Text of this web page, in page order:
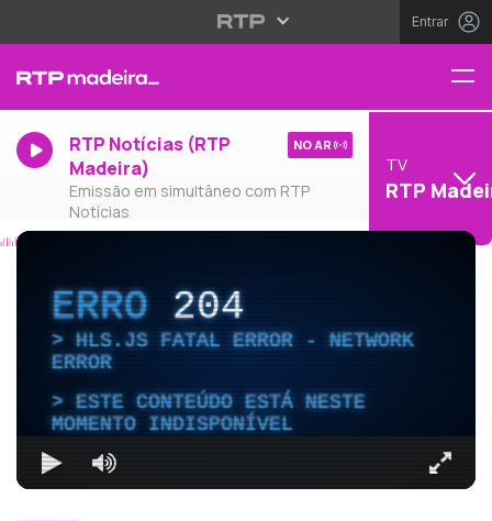
Entrar
RTP Notícias (RTP
Madeira)
Emissão em simultâneo com RTP
Notícias
NO AR
TV
RTP
ERRO204
HLS.JS FATAL ERROR - NETWORK
ERROR
ESTE CONTEÚDO ESTÁ NESTE
MOMENTO INDISPONÍVEL